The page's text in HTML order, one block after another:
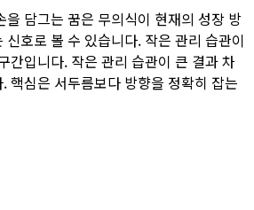
을 담그는 꿈은 무의식이 현재의 성장 방
호로 볼 수 있습니다. 작은 관리 습관이
간입니다. 작은 관리 습관이 큰 결과 차
핵심은 서두름보다 방향을 정확히 잡는